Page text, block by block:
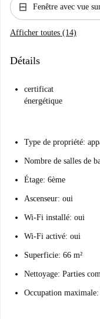
window_closed Fenêtre avec vue
Afficher toutes (14)
Détails
certificat
énergétique
Type de propriété:
Nombre de salles de
Étage: 6ème
Ascenseur: oui
Wi-Fi installé: oui
Wi-Fi activé: oui
Superficie: 66 m²
Nettoyage: Parties
Occupation